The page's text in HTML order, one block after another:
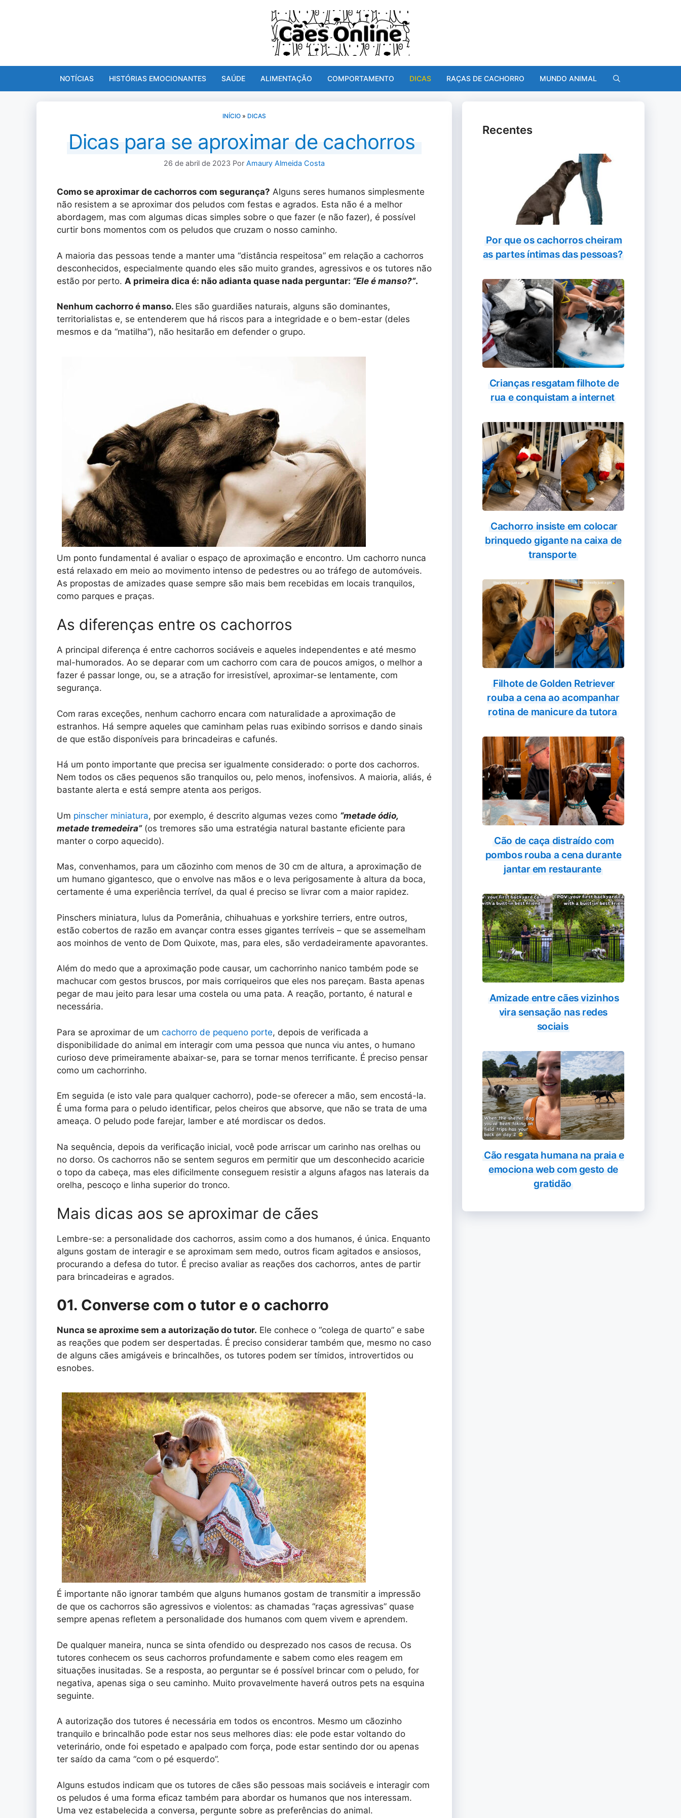
NOTÍCIAS HISTÓRIAS EMOCIONANTES SAÚDE ALIMENTAÇÃO COMPORTAMENTO DICAS RAÇAS DE CACHORRO MUNDO ANIMAL
INÍCIO » DICAS
Dicas para se aproximar de cachorros
26 de abril de 2023 Por Amaury Almeida Costa
Como se aproximar de cachorros com segurança? Alguns seres humanos simplesmente
não resistem a se aproximar dos peludos com festas e agrados. Esta não é a melhor
abordagem, mas com algumas dicas simples sobre o que fazer (e não fazer), é possível
curtir bons momentos com os peludos que cruzam o nosso caminho.
A maioria das pessoas tende a manter uma “distância respeitosa” em relação a cachorros
desconhecidos, especialmente quando eles são muito grandes, agressivos e os tutores não
estão por perto. A primeira dica é: não adianta quase nada perguntar: “Ele é manso?”.
Nenhum cachorro é manso. Eles são guardiães naturais, alguns são dominantes,
territorialistas e, se entenderem que há riscos para a integridade e o bem-estar (deles
mesmos e da “matilha”), não hesitarão em defender o grupo.
Um ponto fundamental é avaliar o espaço de aproximação e encontro. Um cachorro nunca
está relaxado em meio ao movimento intenso de pedestres ou ao tráfego de automóveis.
As propostas de amizades quase sempre são mais bem recebidas em locais tranquilos,
como parques e praças.
As diferenças entre os cachorros
A principal diferença é entre cachorros sociáveis e aqueles independentes e até mesmo
mal-humorados. Ao se deparar com um cachorro com cara de poucos amigos, o melhor a
fazer é passar longe, ou, se a atração for irresistível, aproximar-se lentamente, com
segurança.
Com raras exceções, nenhum cachorro encara com naturalidade a aproximação de
estranhos. Há sempre aqueles que caminham pelas ruas exibindo sorrisos e dando sinais
de que estão disponíveis para brincadeiras e cafunés.
Há um ponto importante que precisa ser igualmente considerado: o porte dos cachorros.
Nem todos os cães pequenos são tranquilos ou, pelo menos, inofensivos. A maioria, aliás, é
bastante alerta e está sempre atenta aos perigos.
Um pinscher miniatura, por exemplo, é descrito algumas vezes como “metade ódio,
metade tremedeira”(os tremores são uma estratégia natural bastante eficiente para
manter o corpo aquecido).
Mas, convenhamos, para um cãozinho com menos de 30 cm de altura, a aproximação de
um humano gigantesco, que o envolve nas mãos e o leva perigosamente à altura da boca,
certamente é uma experiência terrível, da qual é preciso se livrar com a maior rapidez.
Pinschers miniatura, lulus da Pomerânia, chihuahuas e yorkshire terriers, entre outros,
estão cobertos de razão em avançar contra esses gigantes terríveis – que se assemelham
aos moinhos de vento de Dom Quixote, mas, para eles, são verdadeiramente apavorantes.
Além do medo que a aproximação pode causar, um cachorrinho nanico também pode se
machucar com gestos bruscos, por mais corriqueiros que eles nos pareçam. Basta apenas
pegar de mau jeito para lesar uma costela ou uma pata. A reação, portanto, é natural e
necessária.
Para se aproximar de um cachorro de pequeno porte, depois de verificada a
disponibilidade do animal em interagir com uma pessoa que nunca viu antes, o humano
curioso deve primeiramente abaixar-se, para se tornar menos terrificante. É preciso pensar
como um cachorrinho.
Em seguida (e isto vale para qualquer cachorro), pode-se oferecer a mão, sem encostá-la.
É uma forma para o peludo identificar, pelos cheiros que absorve, que não se trata de uma
ameaça. O peludo pode farejar, lamber e até mordiscar os dedos.
Na sequência, depois da verificação inicial, você pode arriscar um carinho nas orelhas ou
no dorso. Os cachorros não se sentem seguros em permitir que um desconhecido acaricie
o topo da cabeça, mas eles dificilmente conseguem resistir a alguns afagos nas laterais da
orelha, pescoço e linha superior do tronco.
Mais dicas aos se aproximar de cães
Lembre-se: a personalidade dos cachorros, assim como a dos humanos, é única. Enquanto
alguns gostam de interagir e se aproximam sem medo, outros ficam agitados e ansiosos,
procurando a defesa do tutor. É preciso avaliar as reações dos cachorros, antes de partir
para brincadeiras e agrados.
01. Converse com o tutor e o cachorro
Nunca se aproxime sem a autorização do tutor. Ele conhece o “colega de quarto” e sabe
as reações que podem ser despertadas. É preciso considerar também que, mesmo no caso
de alguns cães amigáveis e brincalhões, os tutores podem ser tímidos, introvertidos ou
esnobes.
É importante não ignorar também que alguns humanos gostam de transmitir a impressão
de que os cachorros são agressivos e violentos: as chamadas “raças agressivas” quase
sempre apenas refletem a personalidade dos humanos com quem vivem e aprendem.
De qualquer maneira, nunca se sinta ofendido ou desprezado nos casos de recusa. Os
tutores conhecem os seus cachorros profundamente e sabem como eles reagem em
situações inusitadas. Se a resposta, ao perguntar se é possível brincar com o peludo, for
negativa, apenas siga o seu caminho. Muito provavelmente haverá outros pets na esquina
seguinte.
A autorização dos tutores é necessária em todos os encontros. Mesmo um cãozinho
tranquilo e brincalhão pode estar nos seus melhores dias: ele pode estar voltando do
veterinário, onde foi espetado e apalpado com força, pode estar sentindo dor ou apenas
ter saído da cama “com o pé esquerdo”.
Alguns estudos indicam que os tutores de cães são pessoas mais sociáveis e interagir com
os peludos é uma forma eficaz também para abordar os humanos que nos interessam.
Uma vez estabelecida a conversa, pergunte sobre as preferências do animal.
Recentes
Por que os cachorros cheiram
as partes íntimas das pessoas?
Crianças resgatam filhote de
rua e conquistam a internet
Cachorro insiste em colocar
brinquedo gigante na caixa de
transporte
Filhote de Golden Retriever
rouba a cena ao acompanhar
rotina de manicure da tutora
Cão de caça distraído com
pombos rouba a cena durante
jantar em restaurante
Amizade entre cães vizinhos
vira sensação nas redes
sociais
Cão resgata humana na praia e
emociona web com gesto de
gratidão